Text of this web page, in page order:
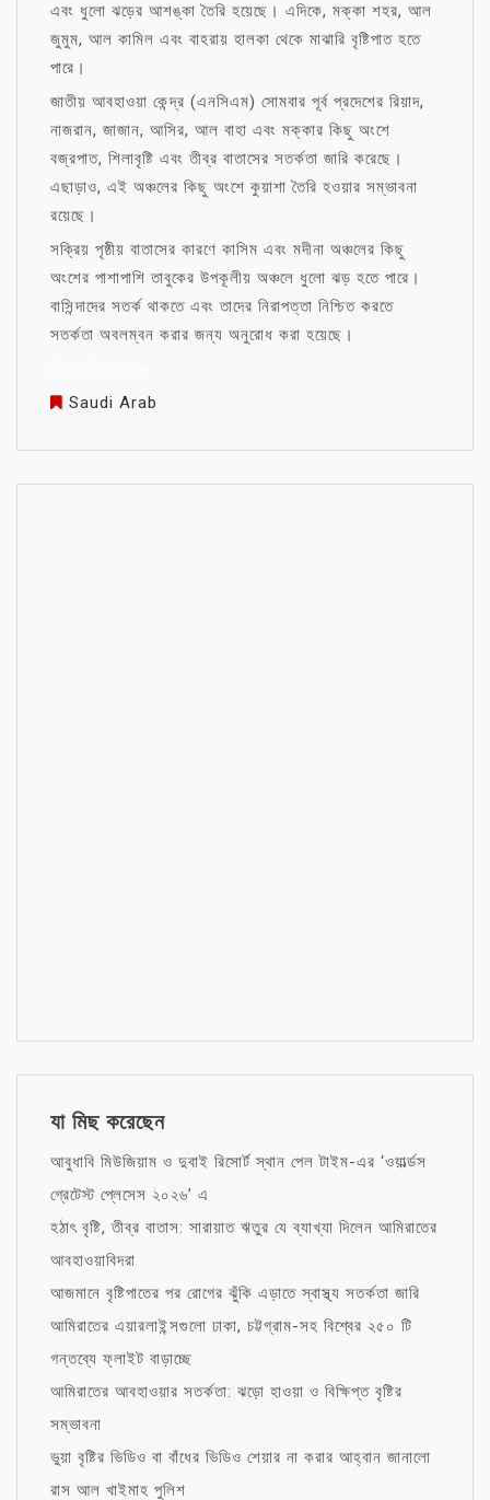
এবং ধুলো ঝড়ের আশঙ্কা তৈরি হয়েছে। এদিকে, মক্কা শহর, আল
জুমুম, আল কামিল এবং বাহরায় হালকা থেকে মাঝারি বৃষ্টিপাত হতে
পারে।
জাতীয় আবহাওয়া কেন্দ্র (এনসিএম) সোমবার পূর্ব প্রদেশের রিয়াদ,
নাজরান, জাজান, আসির, আল বাহা এবং মক্কার কিছু অংশে
বজ্রপাত, শিলাবৃষ্টি এবং তীব্র বাতাসের সতর্কতা জারি করেছে।
এছাড়াও, এই অঞ্চলের কিছু অংশে কুয়াশা তৈরি হওয়ার সম্ভাবনা
রয়েছে।
সক্রিয় পৃষ্ঠীয় বাতাসের কারণে কাসিম এবং মদীনা অঞ্চলের কিছু
অংশের পাশাপাশি তাবুকের উপকূলীয় অঞ্চলে ধুলো ঝড় হতে পারে।
বাসিন্দাদের সতর্ক থাকতে এবং তাদের নিরাপত্তা নিশ্চিত করতে
সতর্কতা অবলম্বন করার জন্য অনুরোধ করা হয়েছে।
Saudi Arab
যা মিছ করেছেন
আবুধাবি মিউজিয়াম ও দুবাই রিসোর্ট স্থান পেল টাইম-এর ‘ওয়ার্ল্ডস
গ্রেটেস্ট প্লেসেস ২০২৬’ এ
হঠাৎ বৃষ্টি, তীব্র বাতাস: সারায়াত ঋতুর যে ব্যাখ্যা দিলেন আমিরাতের
আবহাওয়াবিদরা
আজমানে বৃষ্টিপাতের পর রোগের ঝুঁকি এড়াতে স্বাস্থ্য সতর্কতা জারি
আমিরাতের এয়ারলাইন্সগুলো ঢাকা, চট্টগ্রাম-সহ বিশ্বের ২৫০ টি
গন্তব্যে ফ্লাইট বাড়াচ্ছে
আমিরাতের আবহাওয়ার সতর্কতা: ঝড়ো হাওয়া ও বিক্ষিপ্ত বৃষ্টির
সম্ভাবনা
ভুয়া বৃষ্টির ভিডিও বা বাঁধের ভিডিও শেয়ার না করার আহ্বান জানালো
রাস আল খাইমাহ পুলিশ